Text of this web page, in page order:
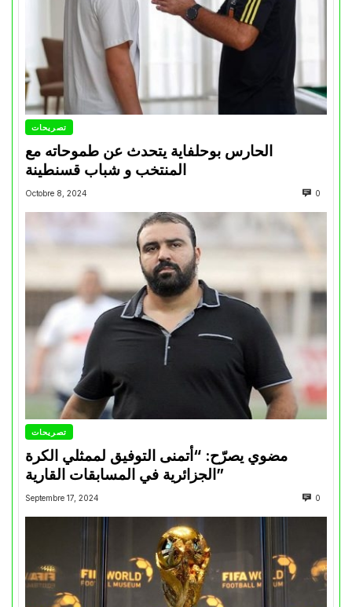
تصريحات
الحارس بوحلفاية يتحدث عن طموحاته مع
المنتخب و شباب قسنطينة
Octobre 8, 2024 0
تصريحات
مضوي يصرّح: “أتمنى التوفيق لممثلي الكرة
الجزائرية في المسابقات القارية”
Septembre 17, 2024 0